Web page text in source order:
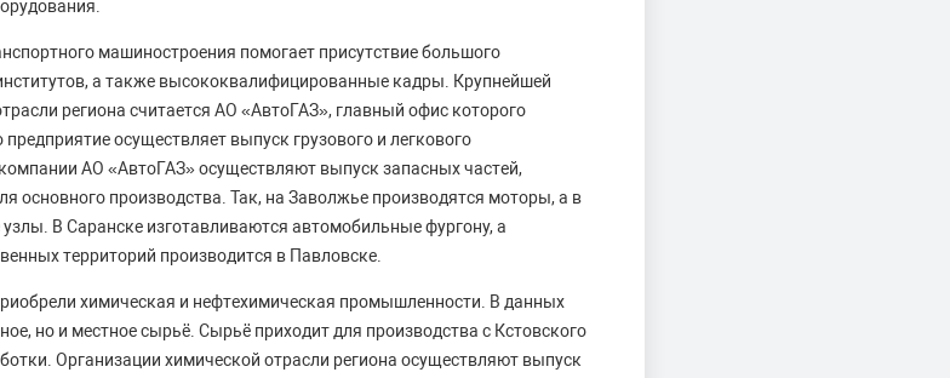
машиностроения помогает присутствие большого
а также высококвалифицированные кадры. Крупнейшей
региона считается АО «АвтоГАЗ», главный офис которого
осуществляет выпуск грузового и легкового
АО «АвтоГАЗ» осуществляют выпуск запасных частей,
основного производства. Так, на Заволжье производятся моторы, а в
В Саранске изготавливаются автомобильные фургону, а
территорий производится в Павловске.
химическая и нефтехимическая промышленности. В данных
но и местное сырьё. Сырьё приходит для производства с Кстовского
Организации химической отрасли региона осуществляют выпуск